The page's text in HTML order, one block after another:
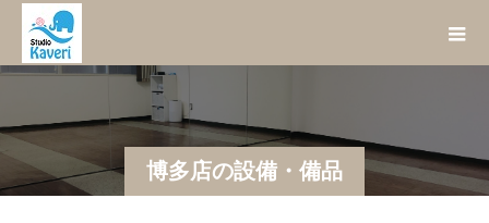
博多店の設備・備品